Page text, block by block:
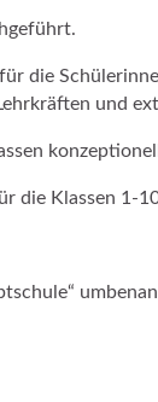
die
und
die Klassen 1-